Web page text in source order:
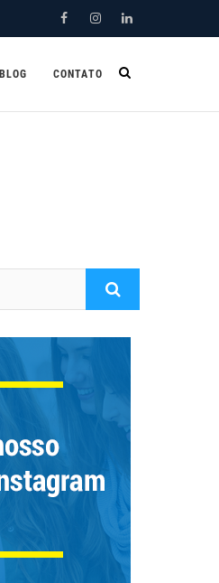
FacebookInstagramLinkedin
BLOG CONTATO
Pesquisar